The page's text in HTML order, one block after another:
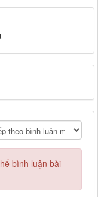
bình luận bài